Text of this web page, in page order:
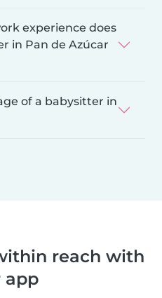
experience does
in Pan de Azúcar
of a babysitter in
reach with
app